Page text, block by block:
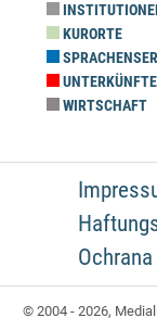
KURORTE
UNTERKÜNFTE
WIRTSCHAFT
© 2004 - 2026,